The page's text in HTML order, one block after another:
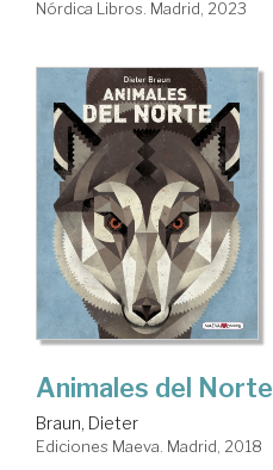
Nórdica Libros. Madrid, 2023
Animales del Norte
Braun, Dieter
Ediciones Maeva. Madrid, 2018